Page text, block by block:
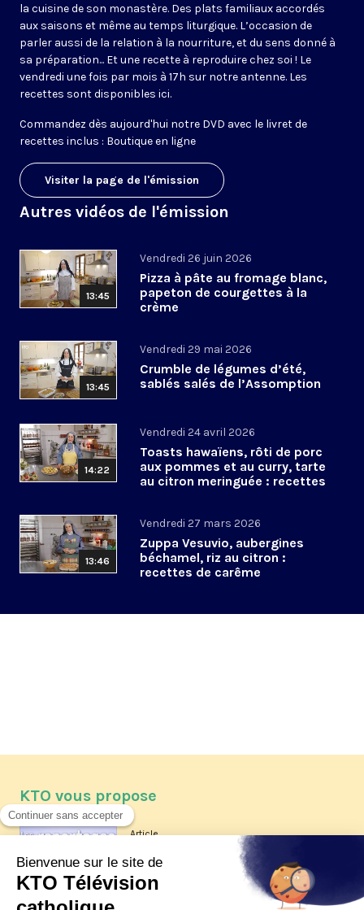
la cuisine de son monastère. Des plats familiaux accordés
aux saisons et même au temps liturgique. L’occasion de
parler aussi de la relation à la nourriture, et du sens donné à
sa préparation... Et une recette à reproduire chez soi ! Le
vendredi une fois par mois à 17h sur notre antenne. Les
recettes sont disponibles ici.
Commandez dès aujourd'hui notre DVD avec le livret de
recettes inclus : Boutique en ligne
Visiter la page de l'émission
Autres vidéos de l'émission
13:45
Vendredi 26 juin 2026
Pizza à pâte au fromage blanc,
papeton de courgettes à la
crème
13:45
Vendredi 29 mai 2026
Crumble de légumes d’été,
sablés salés de l’Assomption
14:22
Vendredi 24 avril 2026
Toasts hawaïens, rôti de porc
aux pommes et au curry, tarte
au citron meringuée : recettes
13:46
Vendredi 27 mars 2026
Zuppa Vesuvio, aubergines
béchamel, riz au citron :
recettes de carême
KTO vous propose
Article
Les reportages d'été 2026 de KTO